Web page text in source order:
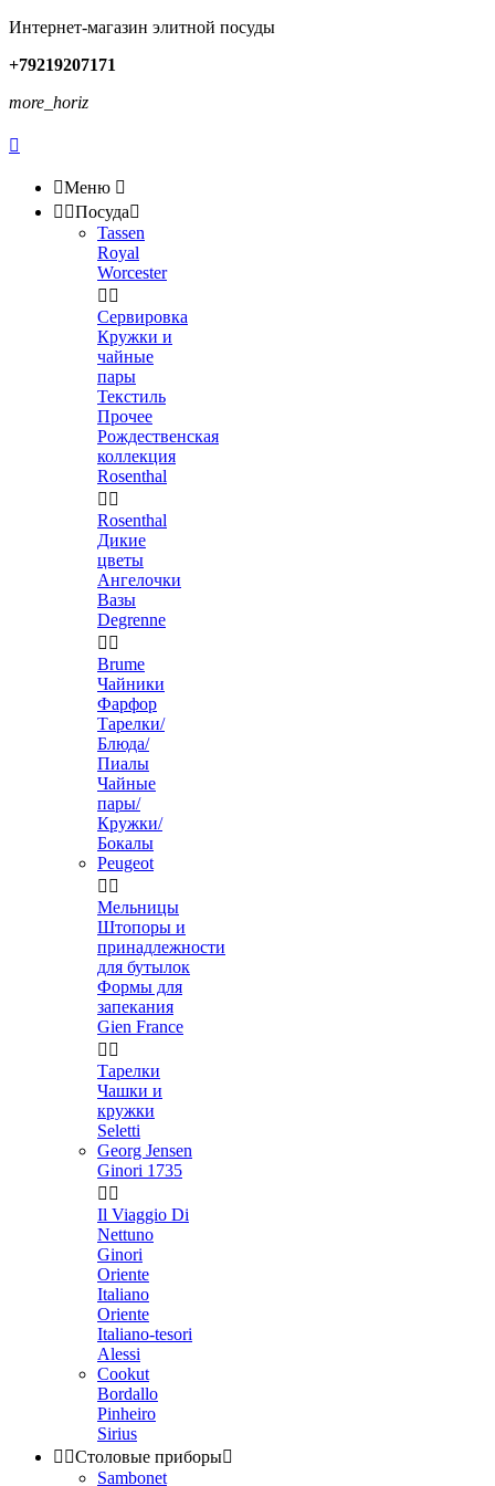
Интернет-магазин элитной посуды
+79219207171
more_horiz

Меню 
 Посуда
Tassen
Royal
Worcester
 
Сервировка
Кружки и
чайные
пары
Текстиль
Прочее
Рождественская
коллекция
Rosenthal
 
Rosenthal
Дикие
цветы
Ангелочки
Вазы
Degrenne
 
Brume
Чайники
Фарфор
Тарелки/
Блюда/
Пиалы
Чайные
пары/
Кружки/
Бокалы
Peugeot
 
Мельницы
Штопоры и
принадлежности
для бутылок
Формы для
запекания
Gien France
 
Тарелки
Чашки и
кружки
Seletti
Georg Jensen
Ginori 1735
 
Il Viaggio Di
Nettuno
Ginori
Oriente
Italiano
Oriente
Italiano-tesori
Alessi
Cookut
Bordallo
Pinheiro
Sirius
 Столовые приборы
Sambonet